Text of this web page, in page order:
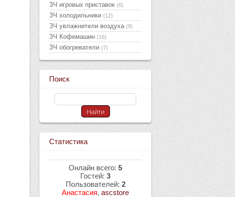
ЗЧ игровых приставок (6)
ЗЧ холодильники (12)
ЗЧ увлажнители воздуха (9)
ЗЧ Кофемашин (16)
ЗЧ обогреватели (7)
Поиск
Статистика
Онлайн всего: 5
Гостей: 3
Пользователей: 2
Анастасия, ascstore